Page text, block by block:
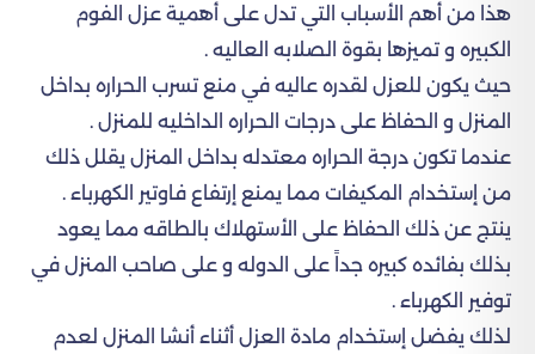
هذا من أهم الأسباب التي تدل على أهمية عزل الفوم
الكبيره و تميزها بقوة الصلابه العاليه .
حيث يكون للعزل لقدره عاليه في منع تسرب الحراره بداخل
المنزل و الحفاظ على درجات الحراره الداخليه للمنزل .
عندما تكون درجة الحراره معتدله بداخل المنزل يقلل ذلك
من إستخدام المكيفات مما يمنع إرتفاع فاوتير الكهرباء .
ينتج عن ذلك الحفاظ على الأستهلاك بالطاقه مما يعود
بذلك بفائده كبيره جداً على الدوله و على صاحب المنزل في
توفير الكهرباء .
لذلك يفضل إستخدام مادة العزل أثناء أنشا المنزل لعدم